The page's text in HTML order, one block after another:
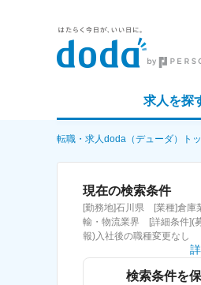
求人を探
詳細条件から探す
求人特集から探す
転職・求人doda（デューダ）ト
現在の検索条件
[勤務地]石川県 [業種]倉庫
輸・物流業界 [詳細条件](
報)入社後の職種変更なし
検索条件を